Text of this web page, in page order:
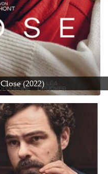
Close (2022)